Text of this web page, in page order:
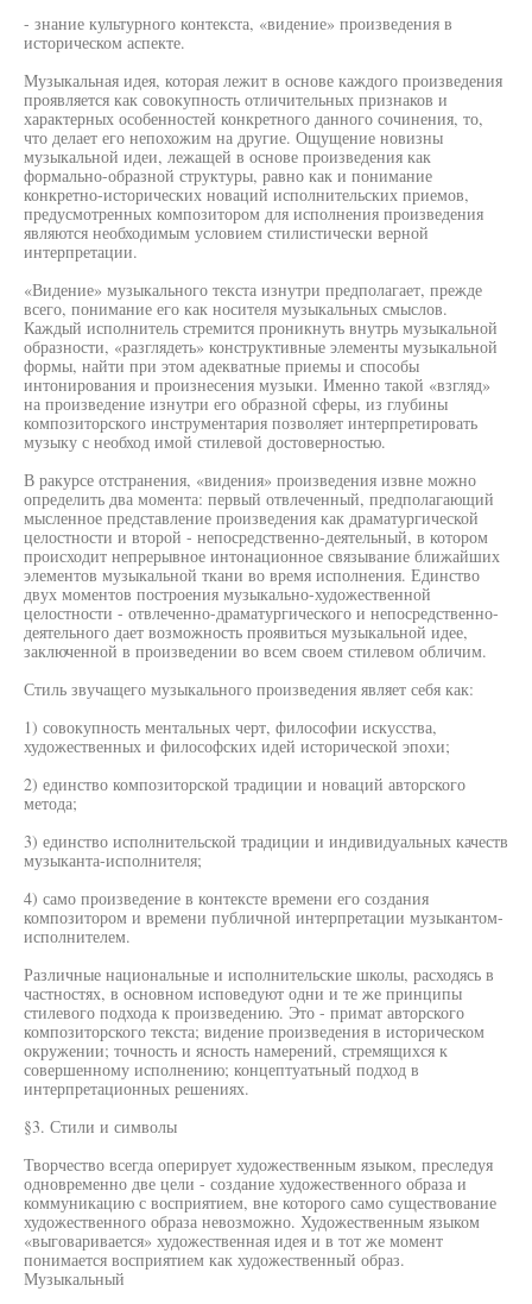
- знание культурного контекста, «видение» произведения в
историческом аспекте.
Музыкальная идея, которая лежит в основе каждого произведения
проявляется как совокупность отличительных признаков и
характерных особенностей конкретного данного сочинения, то,
что делает его непохожим на другие. Ощущение новизны
музыкальной идеи, лежащей в основе произведения как
формально-образной структуры, равно как и понимание
конкретно-исторических новаций исполнительских приемов,
предусмотренных композитором для исполнения произведения
являются необходимым условием стилистически верной
интерпретации.
«Видение» музыкального текста изнутри предполагает, прежде
всего, понимание его как носителя музыкальных смыслов.
Каждый исполнитель стремится проникнуть внутрь музыкальной
образности, «разглядеть» конструктивные элементы музыкальной
формы, найти при этом адекватные приемы и способы
интонирования и произнесения музыки. Именно такой «взгляд»
на произведение изнутри его образной сферы, из глубины
композиторского инструментария позволяет интерпретировать
музыку с необход имой стилевой достоверностью.
В ракурсе отстранения, «видения» произведения извне можно
определить два момента: первый отвлеченный, предполагающий
мысленное представление произведения как драматургической
целостности и второй - непосредственно-деятельный, в котором
происходит непрерывное интонационное связывание ближайших
элементов музыкальной ткани во время исполнения. Единство
двух моментов построения музыкально-художественной
целостности - отвлеченно-драматургического и непосредственно-
деятельного дает возможность проявиться музыкальной идее,
заключенной в произведении во всем своем стилевом обличим.
Стиль звучащего музыкального произведения являет себя как:
1) совокупность ментальных черт, философии искусства,
художественных и философских идей исторической эпохи;
2) единство композиторской традиции и новаций авторского
метода;
3) единство исполнительской традиции и индивидуальных качеств
музыканта-исполнителя;
4) само произведение в контексте времени его создания
композитором и времени публичной интерпретации музыкантом-
исполнителем.
Различные национальные и исполнительские школы, расходясь в
частностях, в основном исповедуют одни и те же принципы
стилевого подхода к произведению. Это - примат авторского
композиторского текста; видение произведения в историческом
окружении; точность и ясность намерений, стремящихся к
совершенному исполнению; концептуатьный подход в
интерпретационных решениях.
§3. Стили и символы
Творчество всегда оперирует художественным языком, преследуя
одновременно две цели - создание художественного образа и
коммуникацию с восприятием, вне которого само существование
художественного образа невозможно. Художественным языком
«выговаривается» художественная идея и в тот же момент
понимается восприятием как художественный образ.
Музыкальный